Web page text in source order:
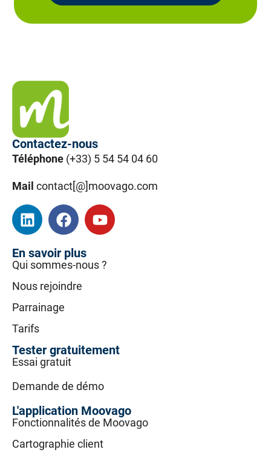
Contactez-nous
Téléphone (+33) 5 54 54 04 60
Mail contact[@]moovago.com
En savoir plus
Qui sommes-nous ?
Nous rejoindre
Parrainage
Tarifs
Tester gratuitement
Essai gratuit
Demande de démo
L'application Moovago
Fonctionnalités de Moovago
Cartographie client